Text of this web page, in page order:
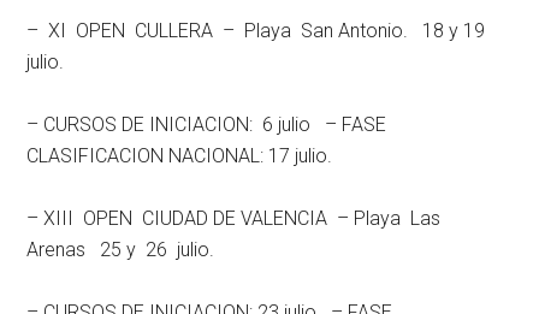
– XI OPEN CULLERA – Playa San Antonio. 18 y 19
julio.
– CURSOS DE INICIACION: 6 julio – FASE
CLASIFICACION NACIONAL: 17 julio.
– XIII OPEN CIUDAD DE VALENCIA – Playa Las
Arenas 25 y 26 julio.